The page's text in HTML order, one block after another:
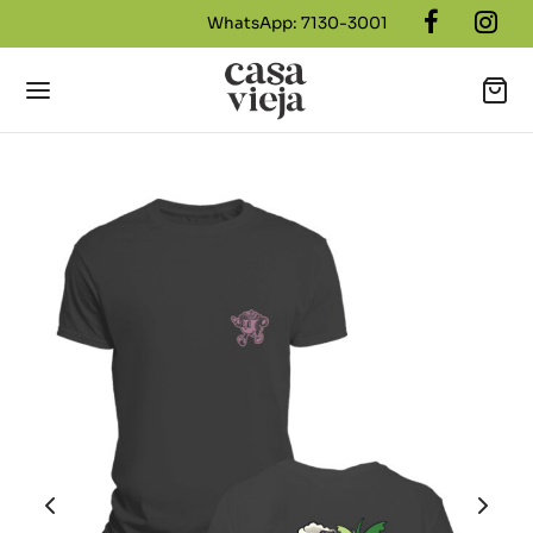
WhatsApp: 7130-3001
Casa Vieja
más TOP
Salados